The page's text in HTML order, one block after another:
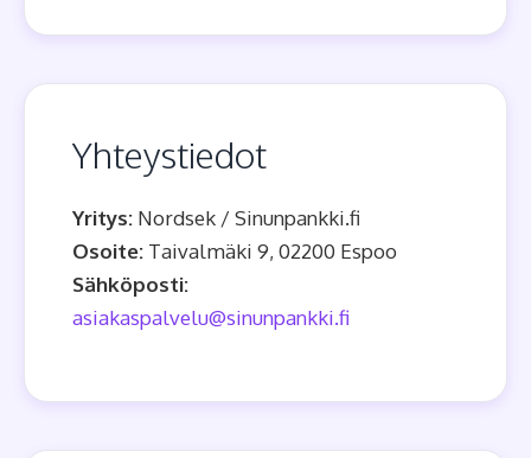
Yhteystiedot
Yritys: Nordsek / Sinunpankki.fi
Osoite: Taivalmäki 9, 02200 Espoo
Sähköposti:
asiakaspalvelu@sinunpankki.fi